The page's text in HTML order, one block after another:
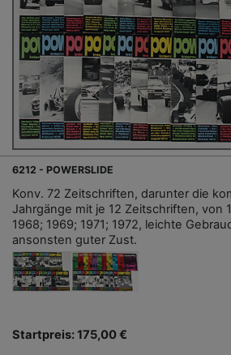
6212 - POWERSLIDE
Konv. 72 Zeitschriften, darunter die
Jahrgänge mit je 12 Zeitschriften, von
1968; 1969; 1971; 1972, leichte
ansonsten guter Zust.
Startpreis: 175,00 €